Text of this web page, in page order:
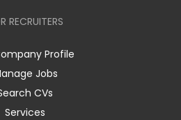
RECRUITERS
Profile
Jobs
CVs
Services